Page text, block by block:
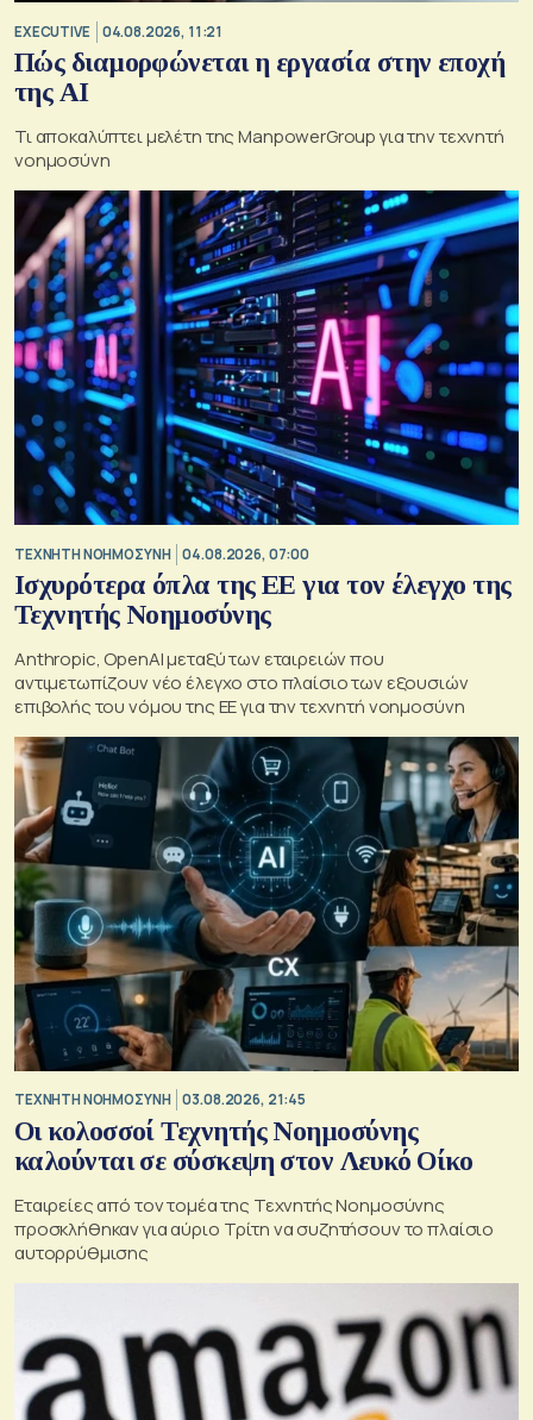
EXECUTIVE 04.08.2026, 11:21
Πώς διαμορφώνεται η εργασία στην εποχή
της AI
Τι αποκαλύπτει μελέτη της ManpowerGroup για την τεχνητή
νοημοσύνη
TΕΧΝΗΤΗ ΝΟΗΜΟΣΥΝΗ 04.08.2026, 07:00
Ισχυρότερα όπλα της ΕΕ για τον έλεγχο της
Τεχνητής Νοημοσύνης
Anthropic, OpenAI μεταξύ των εταιρειών που
αντιμετωπίζουν νέο έλεγχο στο πλαίσιο των εξουσιών
επιβολής του νόμου της ΕΕ για την τεχνητή νοημοσύνη
TΕΧΝΗΤΗ ΝΟΗΜΟΣΥΝΗ 03.08.2026, 21:45
Οι κολοσσοί Τεχνητής Νοημοσύνης
καλούνται σε σύσκεψη στον Λευκό Οίκο
Εταιρείες από τον τομέα της Τεχνητής Νοημοσύνης
προσκλήθηκαν για αύριο Τρίτη να συζητήσουν το πλαίσιο
αυτορρύθμισης